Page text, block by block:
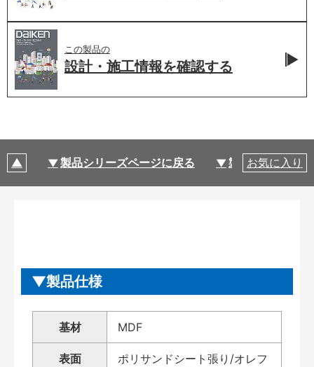
この製品の
設計・施工情報を確認する
製品シリーズページに戻る 製品仕様
お気に入り
製品仕様
基材 MDF
表面
ポリサンドシート張り/オレフ